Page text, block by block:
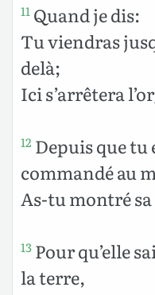
11 Quand je dis:
Tu viendras
delà;
Ici s’arrêtera
12 Depuis que tu
commandé au
As-tu montré sa
13 Pour qu’elle
la terre,